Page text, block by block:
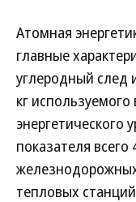
Атомная
главные
углеродный след
кг
энергетического
показателя
тепловых